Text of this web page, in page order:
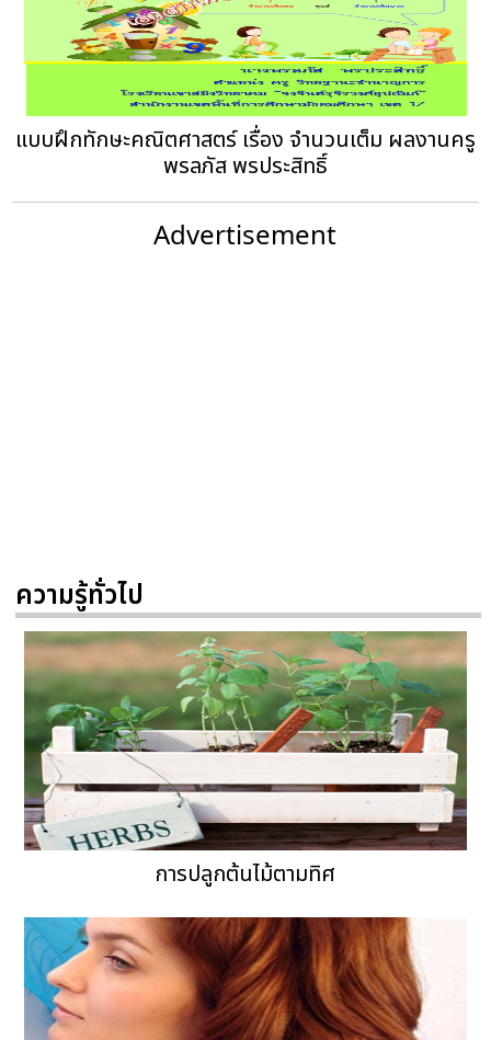
แบบฝึกทักษะคณิตศาสตร์ เรื่อง จำนวนเต็ม ผลงานครู
พรลภัส พรประสิทธิ์
Advertisement
ความรู้ทั่วไป
การปลูกต้นไม้ตามทิศ